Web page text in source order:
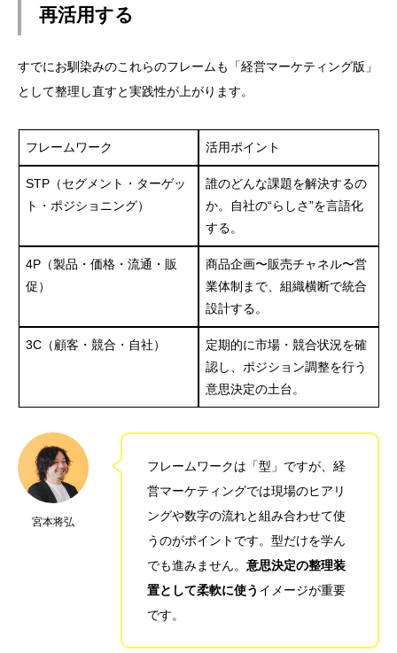
再活用する
すでにお馴染みのこれらのフレームも「経営マーケティング版」
として整理し直すと実践性が上がります。
フレームワーク 活用ポイント
STP（セグメント・ターゲッ
ト・ポジショニング）
誰のどんな課題を解決するの
か。自社の“らしさ”を言語化
する。
4P（製品・価格・流通・販
促）
商品企画〜販売チャネル〜営
業体制まで、組織横断で統合
設計する。
3C（顧客・競合・自社）
定期的に市場・競合状況を確
認し、ポジション調整を行う
意思決定の土台。
宮本将弘
フレームワークは「型」ですが、経
営マーケティングでは現場のヒアリ
ングや数字の流れと組み合わせて使
うのがポイントです。型だけを学ん
でも進みません。 意思決定の整理装
置として柔軟に使う イメージが重要
です。